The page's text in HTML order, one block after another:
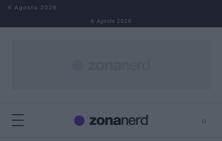
Salta al contenuto
6 Agosto 2026
6 Agosto 2026
⌕